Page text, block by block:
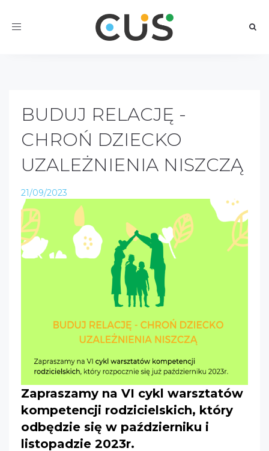
Toggle
BUDUJ RELACJĘ -
CHROŃ DZIECKO
UZALEŻNIENIA NISZCZĄ
21/09/2023
Zapraszamy na VI cykl warsztatów
kompetencji rodzicielskich, który
odbędzie się w październiku i
listopadzie 2023r.